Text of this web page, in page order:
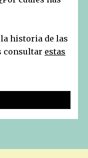
historia de las
consultar estas